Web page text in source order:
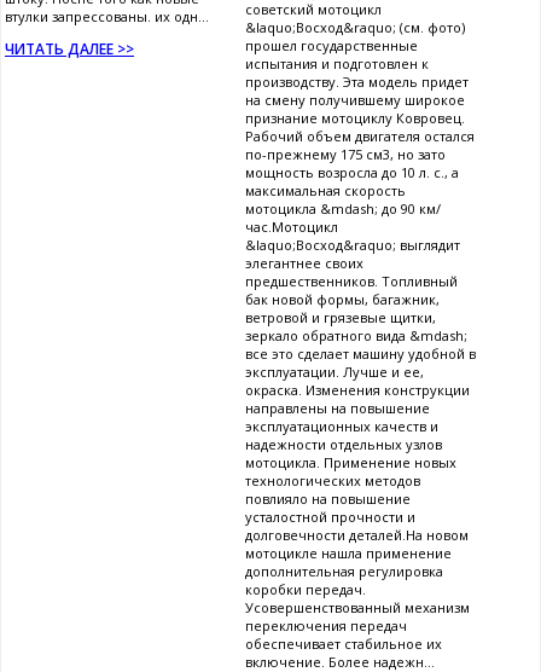
втулки запрессованы. их одн...
ЧИТАТЬ ДАЛЕЕ >>
советский мотоцикл
&laquo;Восход&raquo; (см. фото)
прошел государственные
испытания и подготовлен к
производству. Эта модель придет
на смену получившему широкое
признание мотоциклу Ковровец.
Рабочий объем двигателя остался
по-прежнему 175 см3, но зато
мощность возросла до 10 л. с., а
максимальная скорость
мотоцикла &mdash; до 90 км/
час.Мотоцикл
&laquo;Восход&raquo; выглядит
элегантнее своих
предшественников. Топливный
бак новой формы, багажник,
ветровой и грязевые щитки,
зеркало обратного вида &mdash;
все это сделает машину удобной в
эксплуатации. Лучше и ее,
окраска. Изменения конструкции
направлены на повышение
эксплуатационных качеств и
надежности отдельных узлов
мотоцикла. Применение новых
технологических методов
повлияло на повышение
усталостной прочности и
долговечности деталей.На новом
мотоцикле нашла применение
дополнительная регулировка
коробки передач.
Усовершенствованный механизм
переключения передач
обеспечивает стабильное их
включение. Более надежн...